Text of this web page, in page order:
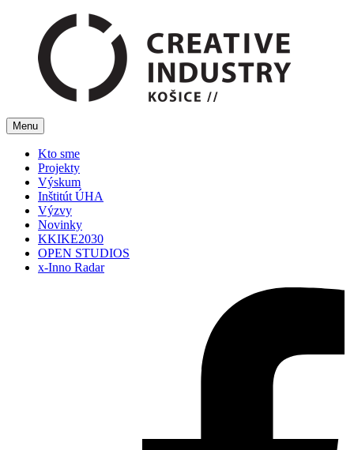
Menu
Kto sme
Projekty
Výskum
Inštitút ÚHA
Výzvy
Novinky
KKIKE2030
OPEN STUDIOS
x-Inno Radar